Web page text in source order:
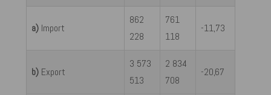
a) Import
862
228
761
118
-11,73
b) Export
3 573
513
2 834
708
-20,67